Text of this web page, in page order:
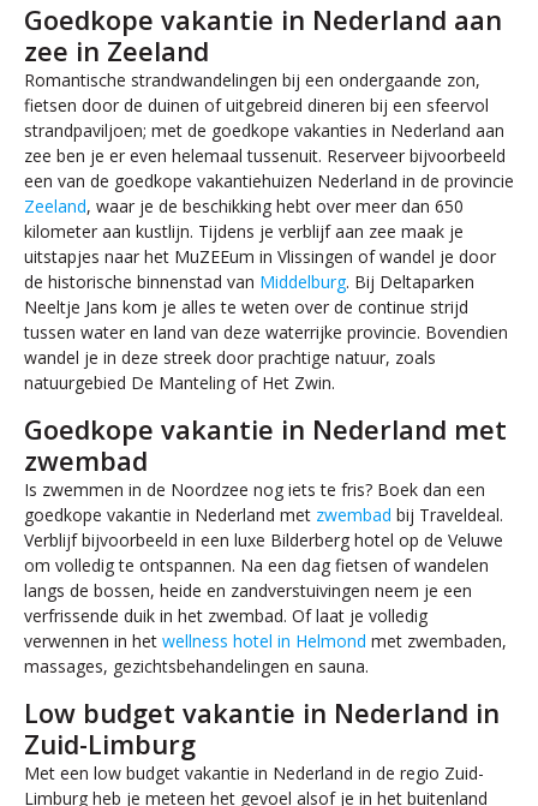
Goedkope vakantie in Nederland aan
zee in Zeeland
Romantische strandwandelingen bij een ondergaande zon,
fietsen door de duinen of uitgebreid dineren bij een sfeervol
strandpaviljoen; met de goedkope vakanties in Nederland aan
zee ben je er even helemaal tussenuit. Reserveer bijvoorbeeld
een van de goedkope vakantiehuizen Nederland in de provincie
Zeeland, waar je de beschikking hebt over meer dan 650
kilometer aan kustlijn. Tijdens je verblijf aan zee maak je
uitstapjes naar het MuZEEum in Vlissingen of wandel je door
de historische binnenstad van Middelburg. Bij Deltaparken
Neeltje Jans kom je alles te weten over de continue strijd
tussen water en land van deze waterrijke provincie. Bovendien
wandel je in deze streek door prachtige natuur, zoals
natuurgebied De Manteling of Het Zwin.
Goedkope vakantie in Nederland met
zwembad
Is zwemmen in de Noordzee nog iets te fris? Boek dan een
goedkope vakantie in Nederland met zwembad bij Traveldeal.
Verblijf bijvoorbeeld in een luxe Bilderberg hotel op de Veluwe
om volledig te ontspannen. Na een dag fietsen of wandelen
langs de bossen, heide en zandverstuivingen neem je een
verfrissende duik in het zwembad. Of laat je volledig
verwennen in het wellness hotel in Helmond met zwembaden,
massages, gezichtsbehandelingen en sauna.
Low budget vakantie in Nederland in
Zuid-Limburg
Met een low budget vakantie in Nederland in de regio Zuid-
Limburg heb je meteen het gevoel alsof je in het buitenland